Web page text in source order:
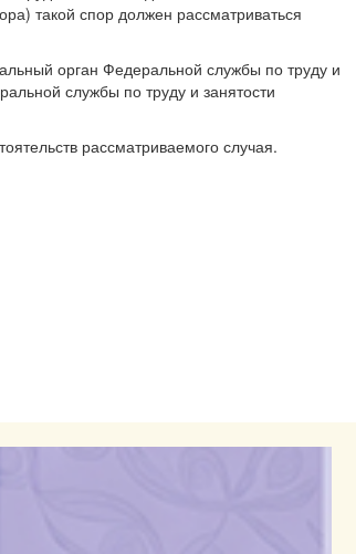
такой спор должен рассматриваться
орган Федеральной службы по труду и
службы по труду и занятости
рассматриваемого случая.